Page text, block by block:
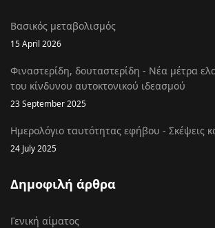
Βασικός μεταβολισμός
15 April 2026
Φιναστερίδη, δουταστερίδη - Νέα μέτρα
του κίνδυνου αυτοκτονικού ιδεασμού
23 September 2025
Ημερολόγιο ταυτότητας εφήβου - Σκέψεις
24 July 2025
Δημοφιλή άρθρα
Γενική αίματος